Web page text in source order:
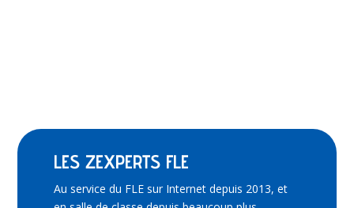
LES ZEXPERTS FLE
Au service du FLE sur Internet depuis 2013, et